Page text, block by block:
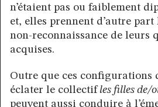
n’étaient pas ou faiblement
et, elles prennent d’autre
non-reconnaissance de leurs
acquises.
Outre que ces configurations
éclater le collectifles filles de/
peuvent aussi conduire à